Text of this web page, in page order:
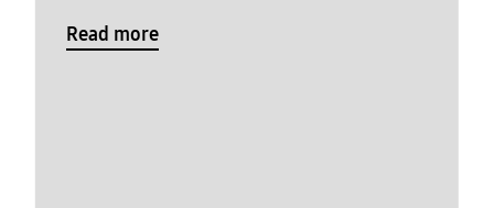
Read more